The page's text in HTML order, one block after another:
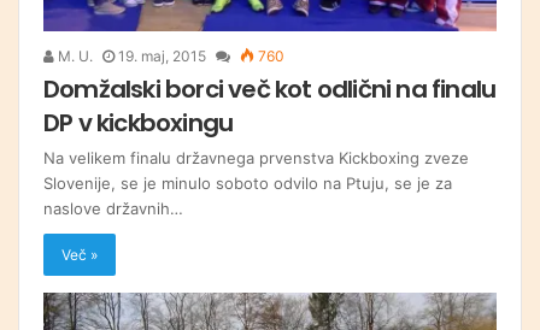
M. U. 19. maj, 2015 760
Domžalski borci več kot odlični na finalu
DP v kickboxingu
Na velikem finalu državnega prvenstva Kickboxing zveze
Slovenije, se je minulo soboto odvilo na Ptuju, se je za
naslove državnih…
Več »